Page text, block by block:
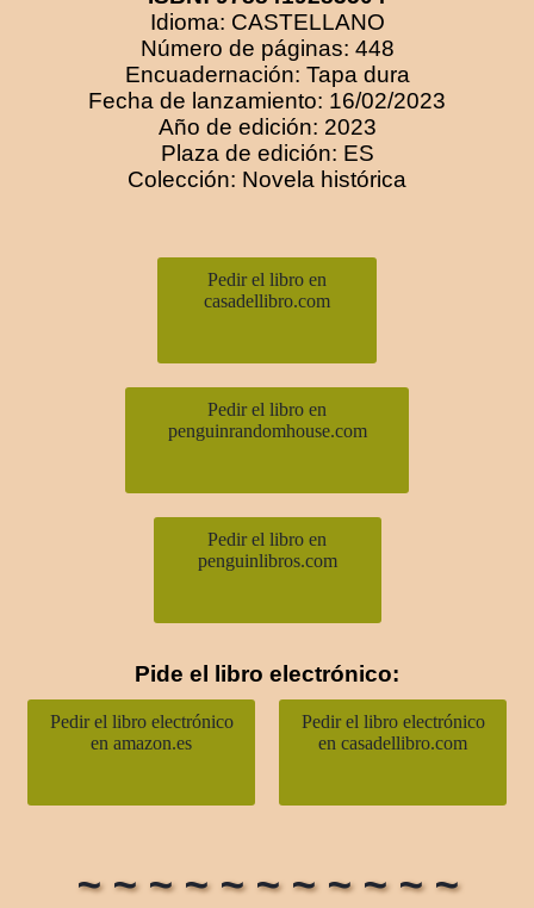
Idioma: CASTELLANO
Número de páginas: 448
Encuadernación: Tapa dura
Fecha de lanzamiento: 16/02/2023
Año de edición: 2023
Plaza de edición: ES
Colección: Novela histórica
Pedir el libro en
casadellibro.com
Pedir el libro en
penguinrandomhouse.com
Pedir el libro en
penguinlibros.com
Pide el libro electrónico:
Pedir el libro electrónico
en amazon.es
Pedir el libro electrónico
en casadellibro.com
~ ~ ~ ~ ~ ~ ~ ~ ~ ~ ~